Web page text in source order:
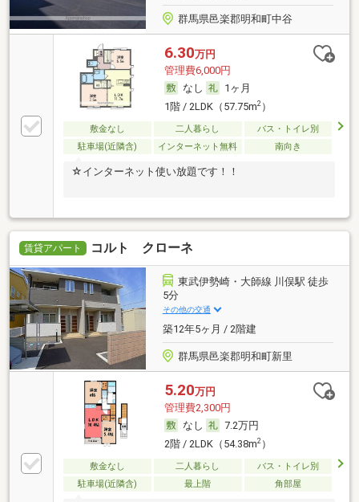
群馬県邑楽郡明和町中谷
6.30万円
管理費6,000円
なし
1ヶ月
1階 / 2LDK（57.75m2）
敷金なし 二人暮らし
バス・トイレ別
駐車場(近隣含)
インターネット無料 南向き
☆インターネット使い放題です！！
賃貸アパート コルト クローネ
東武伊勢崎・大師線 川俣駅 徒歩
5分
その他の交通
築12年5ヶ月 / 2階建
群馬県邑楽郡明和町新里
5.20万円
管理費2,300円
なし
7.2万円
2階 / 2LDK（54.38m2）
敷金なし 二人暮らし
バス・トイレ別
駐車場(近隣含)
最上階 角部屋